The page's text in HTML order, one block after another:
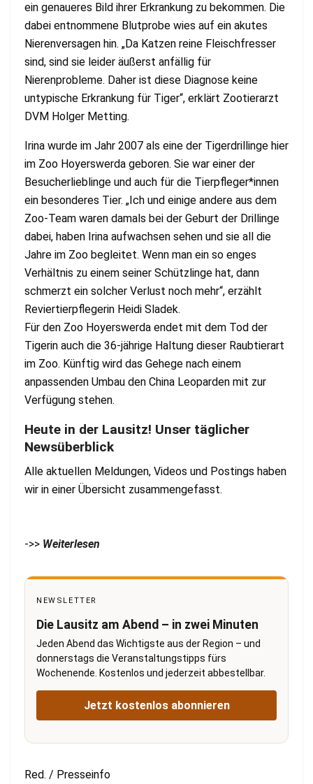
ein genaueres Bild ihrer Erkrankung zu bekommen. Die
dabei entnommene Blutprobe wies auf ein akutes
Nierenversagen hin. „Da Katzen reine Fleischfresser
sind, sind sie leider äußerst anfällig für
Nierenprobleme. Daher ist diese Diagnose keine
untypische Erkrankung für Tiger“, erklärt Zootierarzt
DVM Holger Metting.
Irina wurde im Jahr 2007 als eine der Tigerdrillinge hier
im Zoo Hoyerswerda geboren. Sie war einer der
Besucherlieblinge und auch für die Tierpfleger*innen
ein besonderes Tier. „Ich und einige andere aus dem
Zoo-Team waren damals bei der Geburt der Drillinge
dabei, haben Irina aufwachsen sehen und sie all die
Jahre im Zoo begleitet. Wenn man ein so enges
Verhältnis zu einem seiner Schützlinge hat, dann
schmerzt ein solcher Verlust noch mehr“, erzählt
Reviertierpflegerin Heidi Sladek.
Für den Zoo Hoyerswerda endet mit dem Tod der
Tigerin auch die 36-jährige Haltung dieser Raubtierart
im Zoo. Künftig wird das Gehege nach einem
anpassenden Umbau den China Leoparden mit zur
Verfügung stehen.
Heute in der Lausitz! Unser täglicher
Newsüberblick
Alle aktuellen Meldungen, Videos und Postings haben
wir in einer Übersicht zusammengefasst.
->> Weiterlesen
NEWSLETTER
Die Lausitz am Abend – in zwei Minuten
Jeden Abend das Wichtigste aus der Region – und
donnerstags die Veranstaltungstipps fürs
Wochenende. Kostenlos und jederzeit abbestellbar.
Jetzt kostenlos abonnieren
Red. / Presseinfo